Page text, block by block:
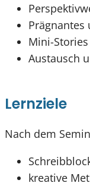
Prägnantes
Mini-
Austausch
Lernziele
Nach dem
kreative